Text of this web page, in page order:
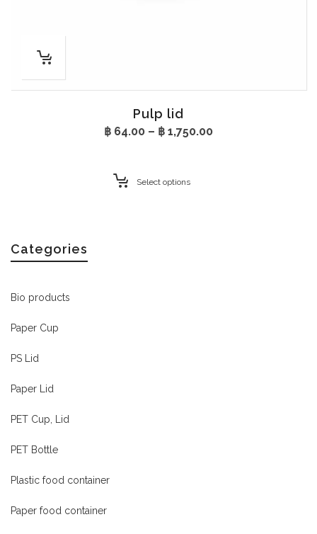
Pulp lid
฿ 64.00 – ฿ 1,750.00Price
Select options
Categories
Bio products
Paper Cup
PS Lid
Paper Lid
PET Cup, Lid
PET Bottle
Plastic food container
Paper food container